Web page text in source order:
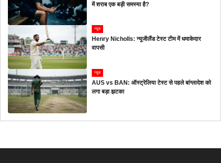
में शराब एक बड़ी समस्या है?
न्यूज
Henry Nicholls: न्यूजीलैंड टेस्ट टीम में धमाकेदार
वापसी
न्यूज
AUS vs BAN: ऑस्ट्रेलिया टेस्ट से पहले बांग्लादेश को
लगा बड़ा झटका